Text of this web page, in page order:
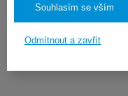
Souhlasím se vším
Odmítnout a zavřít
Interní info. systém